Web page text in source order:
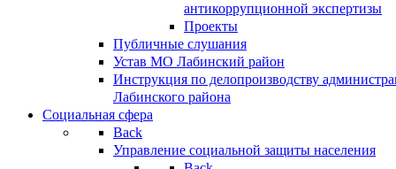
антикоррупционной экспертизы
Проекты
Публичные слушания
Устав МО Лабинский район
Инструкция по делопроизводству
Лабинского района
Социальная сфера
Back
Управление социальной защиты населения